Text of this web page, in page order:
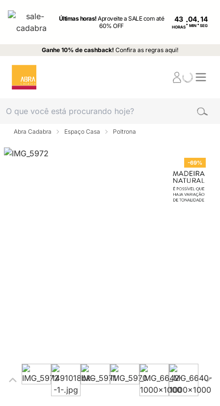
Últimas horas!Aproveite a SALE com até
60% OFF
43
HORAS: MIN : SEG
Ganhe 10% de cashback! Confira as regras aqui!
Abra Cadabra Espaço Casa Poltrona
-69%